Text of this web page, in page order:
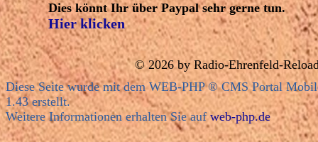
Dies könnt Ihr über Paypal sehr gerne tun.
Hier klicken
© 2026 by Radio-Ehrenfeld-
Diese Seite wurde mit dem WEB-PHP ® CMS Portal
1.43 erstellt.
Weitere Informationen erhalten Sie aufweb-php.de